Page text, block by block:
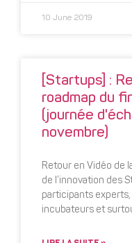
10 June 2019
[Startups] :
roadmap du
(journée
novembre)
Retour en Vidéo de
de l’innovation des
participants
incubateurs et